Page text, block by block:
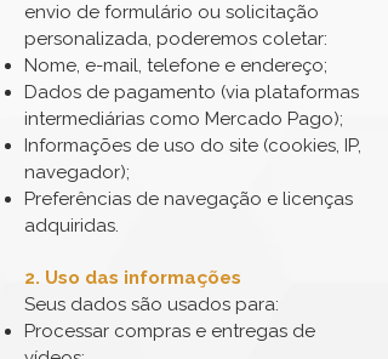
envio de formulário ou solicitação
personalizada, poderemos coletar:
Nome, e-mail, telefone e endereço;
Dados de pagamento (via plataformas
intermediárias como Mercado Pago);
Informações de uso do site (cookies, IP,
navegador);
Preferências de navegação e licenças
adquiridas.
2. Uso das informações
Seus dados são usados para:
Processar compras e entregas de